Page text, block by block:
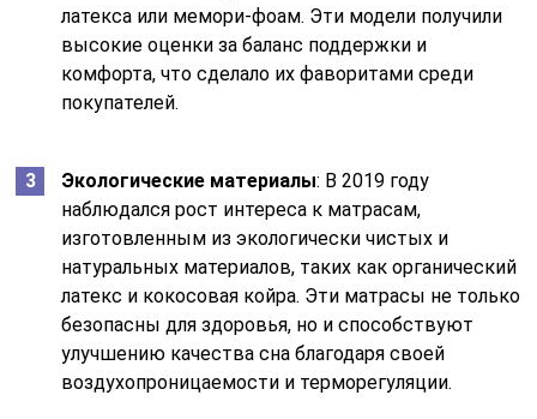
латекса или мемори-фоам. Эти модели получили
высокие оценки за баланс поддержки и
комфорта, что сделало их фаворитами среди
покупателей.
Экологические материалы: В 2019 году
наблюдался рост интереса к матрасам,
изготовленным из экологически чистых и
натуральных материалов, таких как органический
латекс и кокосовая койра. Эти матрасы не только
безопасны для здоровья, но и способствуют
улучшению качества сна благодаря своей
воздухопроницаемости и терморегуляции.